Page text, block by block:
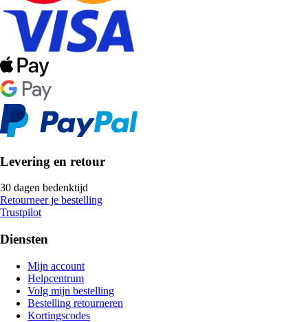
Levering en retour
30 dagen bedenktijd
Retourneer je bestelling
Trustpilot
Diensten
Mijn account
Helpcentrum
Volg mijn bestelling
Bestelling retourneren
Kortingscodes